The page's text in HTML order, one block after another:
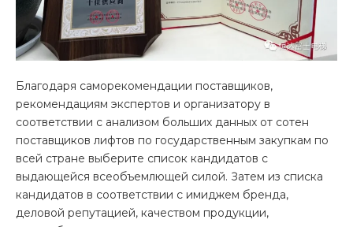
Благодаря саморекомендации поставщиков,
рекомендациям экспертов и организатору в
соответствии с анализом больших данных от сотен
поставщиков лифтов по государственным закупкам по
всей стране выберите список кандидатов с
выдающейся всеобъемлющей силой. Затем из списка
кандидатов в соответствии с имиджем бренда,
деловой репутацией, качеством продукции,